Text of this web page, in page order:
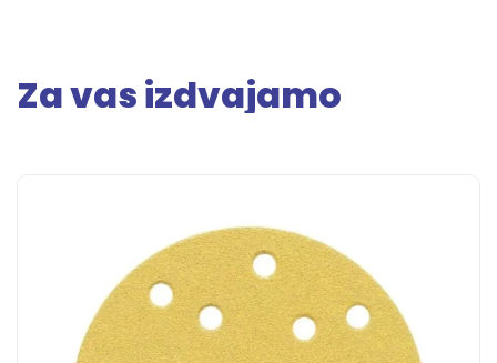
Za vas izdvajamo